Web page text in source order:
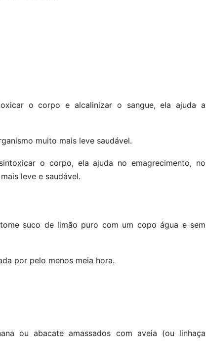
o corpo e alcalinizar o sangue, ela ajuda a
muito mais leve saudável.
o corpo, ela ajuda no emagrecimento, no
leve e saudável.
suco de limão puro com um copo água e sem
por pelo menos meia hora.
ou abacate amassados com aveia (ou linhaça